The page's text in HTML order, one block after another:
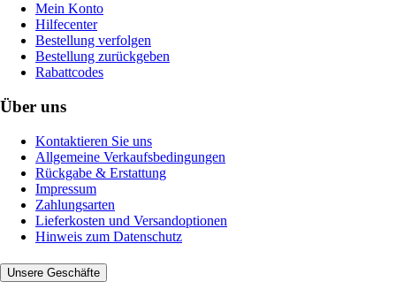
Mein Konto
Hilfecenter
Bestellung verfolgen
Bestellung zurückgeben
Rabattcodes
Über uns
Kontaktieren Sie uns
Allgemeine Verkaufsbedingungen
Rückgabe & Erstattung
Impressum
Zahlungsarten
Lieferkosten und Versandoptionen
Hinweis zum Datenschutz
Unsere Geschäfte